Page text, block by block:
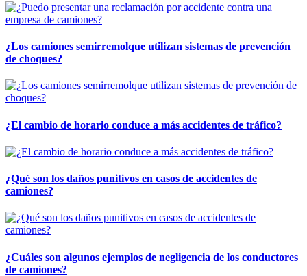
¿Los camiones semirremolque utilizan sistemas de prevención
de choques?
¿El cambio de horario conduce a más accidentes de tráfico?
¿Qué son los daños punitivos en casos de accidentes de
camiones?
¿Cuáles son algunos ejemplos de negligencia de los conductores
de camiones?